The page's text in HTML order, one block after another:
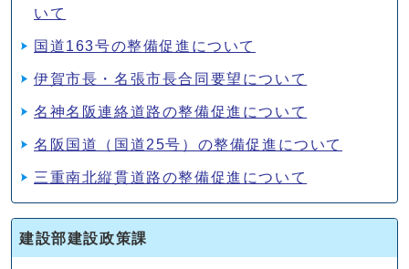
いて
国道163号の整備促進について
伊賀市長・名張市長合同要望について
名神名阪連絡道路の整備促進について
名阪国道（国道25号）の整備促進について
三重南北縦貫道路の整備促進について
建設部建設政策課